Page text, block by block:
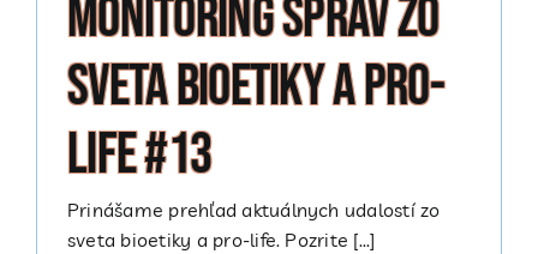
Monitoring správ zo
sveta bioetiky a pro-
life #13
Prinášame prehľad aktuálnych udalostí zo
sveta bioetiky a pro-life. Pozrite [...]